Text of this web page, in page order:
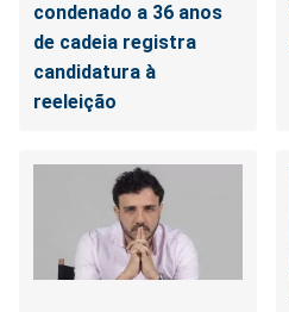
condenado a 36 anos
de cadeia registra
candidatura à
reeleição